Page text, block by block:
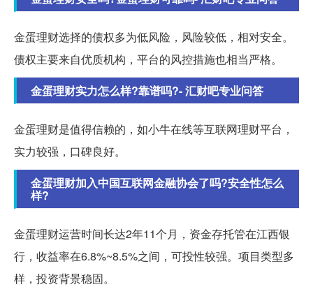
金蛋理财选择的债权多为低风险，风险较低，相对安全。
债权主要来自优质机构，平台的风控措施也相当严格。
金蛋理财实力怎么样?靠谱吗?- 汇财吧专业问答
金蛋理财是值得信赖的，如小牛在线等互联网理财平台，
实力较强，口碑良好。
金蛋理财加入中国互联网金融协会了吗?安全性怎么
样?
金蛋理财运营时间长达2年11个月，资金存托管在江西银
行，收益率在6.8%~8.5%之间，可投性较强。项目类型多
样，投资背景稳固。